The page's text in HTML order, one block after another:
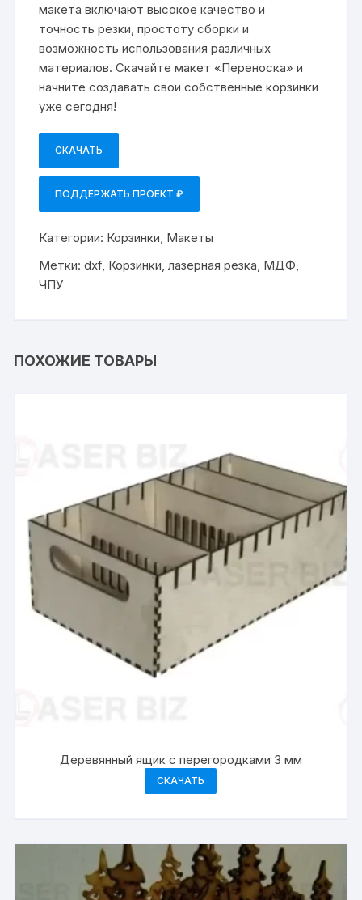
макета включают высокое качество и
точность резки, простоту сборки и
возможность использования различных
материалов. Скачайте макет «Переноска» и
начните создавать свои собственные корзинки
уже сегодня!
СКАЧАТЬ
ПОДДЕРЖАТЬ ПРОЕКТ ₽
Категории: Корзинки Макеты
Метки:dxf, Корзинки ,лазерная резка МДФ
ЧПУ
ПОХОЖИЕ ТОВАРЫ
Деревянный ящик с перегородками 3 мм
СКАЧАТЬ